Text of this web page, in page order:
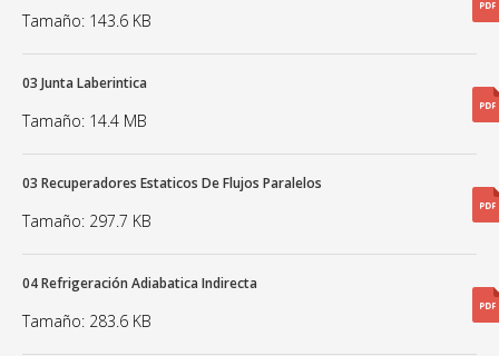
Tamaño: 143.6 KB
03 Junta Laberintica
Tamaño: 14.4 MB
03 Recuperadores Estaticos De Flujos Paralelos
Tamaño: 297.7 KB
04 Refrigeración Adiabatica Indirecta
Tamaño: 283.6 KB